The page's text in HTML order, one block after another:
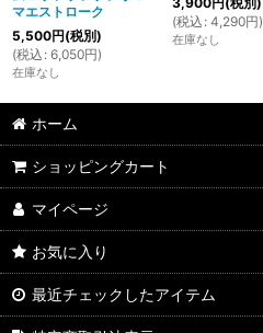
マエストローク
5,500円(税別)
(税込 : 6,050円)
在庫なし
(税込 : 4,290円)
在庫なし
ホーム
ショッピングカート
マイページ
お気に入り
最近チェックしたアイテム